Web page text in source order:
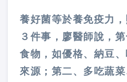
養好菌等於養免疫力
３件事，廖醫師說，
食物，如優格、納豆
來源；第二、多吃蔬